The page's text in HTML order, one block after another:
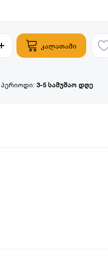
კალათაში
3-5 სამუშაო დღე